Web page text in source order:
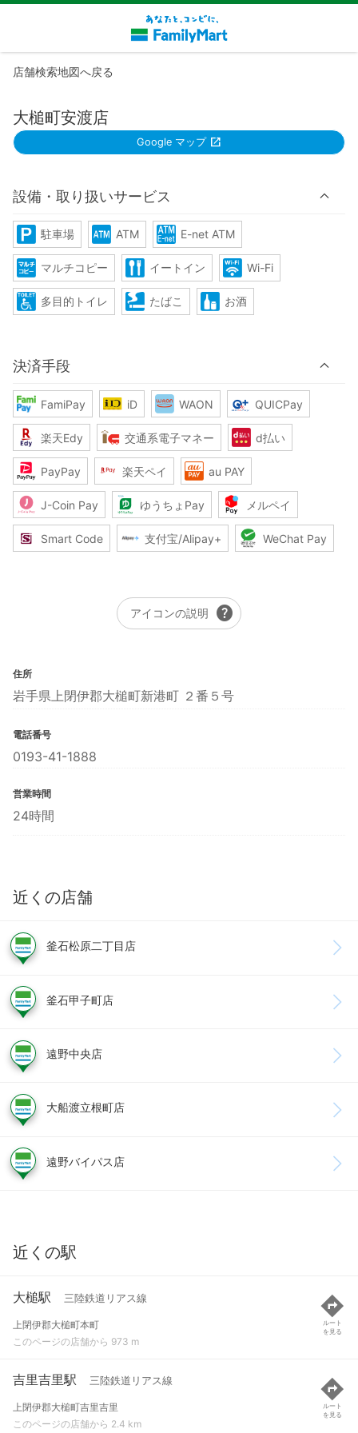
店舗検索地図へ戻る
大槌町安渡店
Google マップ
設備・取り扱いサービス
駐車場 ATM E-net ATM
マルチコピー イートイン Wi-Fi
多目的トイレ たばこ お酒
決済手段
FamiPay iD WAON QUICPay
楽天Edy 交通系電子マネー d払い
PayPay 楽天ペイ au PAY
J-Coin Pay ゆうちょPay メルペイ
Smart Code 支付宝/Alipay+ WeChat Pay
アイコンの説明 help
住所
岩手県上閉伊郡大槌町新港町 ２番５号
電話番号
0193-41-1888
営業時間
24時間
近くの店舗
釜石松原二丁目店
釜石甲子町店
遠野中央店
大船渡立根町店
遠野バイパス店
近くの駅
大槌駅 三陸鉄道リアス線
上閉伊郡大槌町本町
このページの店舗から 973 m
ルート
を見る
吉里吉里駅 三陸鉄道リアス線
上閉伊郡大槌町吉里吉里
このページの店舗から 2.4 km
ルート
を見る